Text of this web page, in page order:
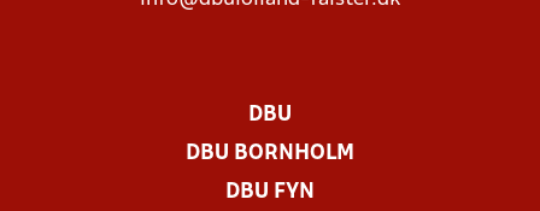
DBU
DBU BORNHOLM
DBU FYN